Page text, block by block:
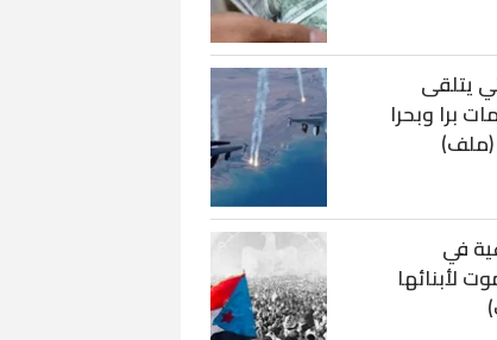
يتلقى
برا وبحرا
(ملف)
في
لأبنائها